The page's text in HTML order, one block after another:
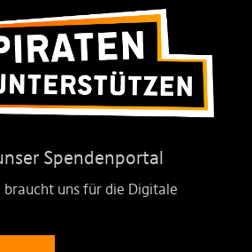
Spendenportal
braucht uns für die Digitale